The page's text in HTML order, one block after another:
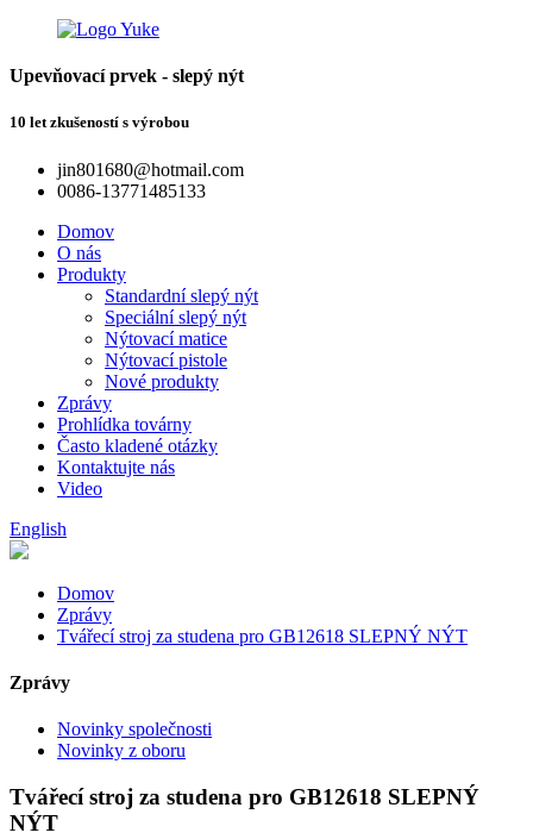
Upevňovací prvek - slepý nýt
10 let zkušeností s výrobou
jin801680@hotmail.com
0086-13771485133
Domov
O nás
Produkty
Standardní slepý nýt
Speciální slepý nýt
Nýtovací matice
Nýtovací pistole
Nové produkty
Zprávy
Prohlídka továrny
Často kladené otázky
Kontaktujte nás
Video
English
Domov
Zprávy
Tvářecí stroj za studena pro GB12618 SLEPNÝ NÝT
Zprávy
Novinky společnosti
Novinky z oboru
Tvářecí stroj za studena pro GB12618 SLEPNÝ
NÝT